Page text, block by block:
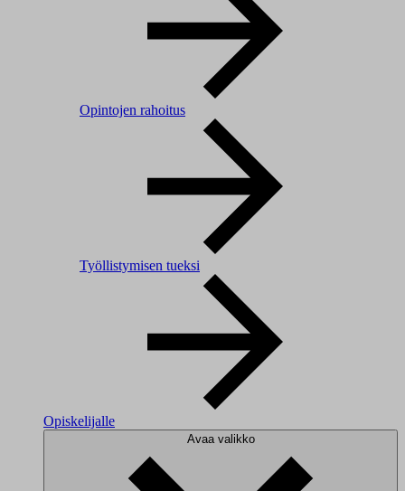
Opintojen rahoitus
Työllistymisen tueksi
Opiskelijalle
Avaa valikko